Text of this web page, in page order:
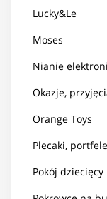
Lucky&Le
Moses
Nianie
Okazje,
Orange Toys
Plecaki,
Pokój dziecięcy